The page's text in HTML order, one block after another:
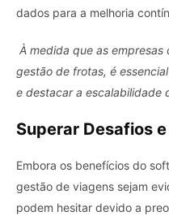
dados para a melhoria
À medida que as
gestão de frotas, é
e destacar a escalabilidade
Superar Desafios
Embora os benefícios do
gestão de viagens sejam
podem hesitar devido a